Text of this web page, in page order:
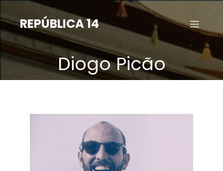
Saltar
o
conteúdoREPÚBLICA 14
Diogo Picão